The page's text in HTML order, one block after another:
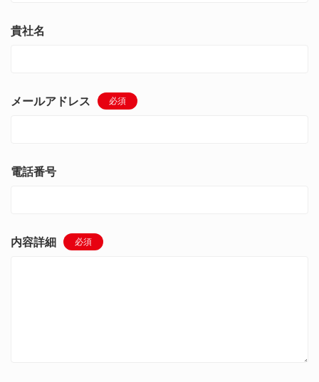
貴社名
メールアドレス 必須
電話番号
内容詳細 必須